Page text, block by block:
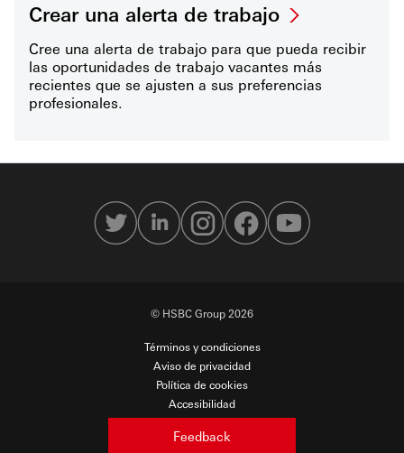
Crear una alerta de trabajo
Cree una alerta de trabajo para que pueda recibir
las oportunidades de trabajo vacantes más
recientes que se ajusten a sus preferencias
profesionales.
© HSBC Group 2026
Términos y condiciones
Aviso de privacidad
Política de cookies
Accesibilidad
Seguridad en línea
Feedback